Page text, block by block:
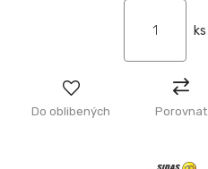
Do oblibených Porovnat
ks